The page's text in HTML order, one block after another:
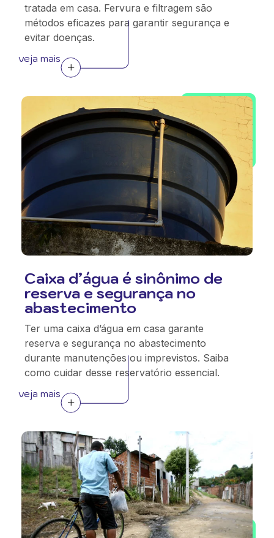
tratada em casa. Fervura e filtragem são
métodos eficazes para garantir segurança e
evitar doenças.
veja mais
Caixa d’água é sinônimo de
reserva e segurança no
abastecimento
Ter uma caixa d’água em casa garante
reserva e segurança no abastecimento
durante manutenções ou imprevistos. Saiba
como cuidar desse reservatório essencial.
veja mais